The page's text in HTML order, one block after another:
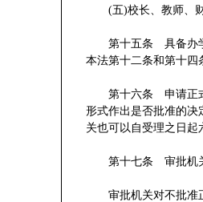
(五)校长、教师、财
第十五条 具备办学
本法第十二条和第十
第十六条 申请正式
形式作出是否批准的决
关也可以自受理之日
第十七条 审批机关
审批机关对不批准